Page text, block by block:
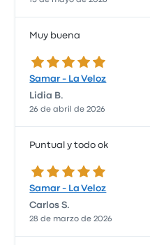
Muy buena
5.0 de 5 estrellas
Samar - La Veloz
Lidia B.
26 de abril de 2026
Puntual y todo ok
5.0 de 5 estrellas
Samar - La Veloz
Carlos S.
28 de marzo de 2026